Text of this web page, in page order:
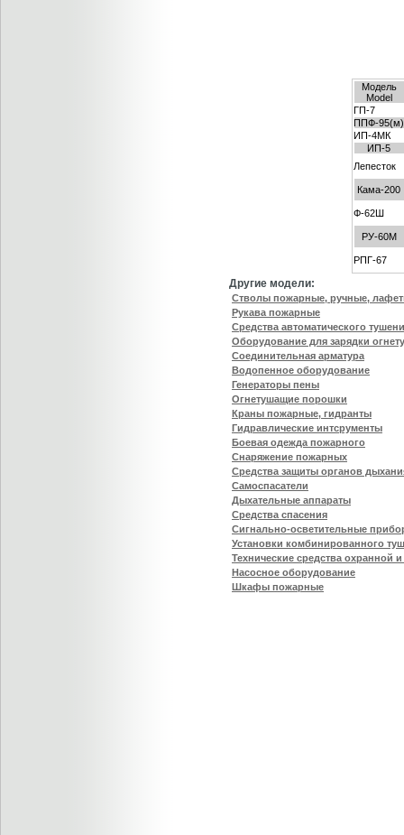
Модель
Model
ГП-7
ППФ-95(м)
ИП-4МК
ИП-5
Лепесток
Кама-200
Ф-62Ш
РУ-60М
РПГ-67
Другие модели:
Стволы пожарные, ручные,
Рукава пожарные
Средства автоматического
Оборудование для зарядки
Соединительная арматура
Водопенное оборудование
Генераторы пены
Огнетушащие порошки
Краны пожарные, гидранты
Гидравлические интсрументы
Боевая одежда пожарного
Снаряжение пожарных
Средства защиты органов
Самоспасатели
Дыхательные аппараты
Средства спасения
Сигнально-осветительные
Установки комбинированного
Технические средства охранной
Насосное оборудование
Шкафы пожарные